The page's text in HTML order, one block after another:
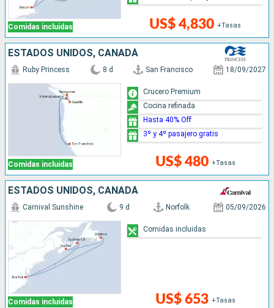
Comidas incluidas US$ 4,830 +Tasas
ESTADOS UNIDOS, CANADÁ
Comidas incluidas
Ruby Princess 8 d San Francisco 18/09/2027
US$ 480 +Tasas
Crucero Premium
Cocina refinada
Hasta 40% Off
3º y 4º pasajero gratis
ESTADOS UNIDOS, CANADÁ
Comidas incluidas
Carnival Sunshine 9 d Norfolk 05/09/2026
US$ 653 +Tasas
Comidas incluidas